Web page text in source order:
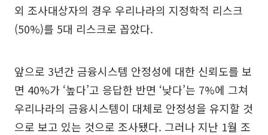
외 조사대상자의 경우 우리나라의 지정학적 리스크
(50%)를 5대 리스크로 꼽았다.
앞으로 3년간 금융시스템 안정성에 대한 신뢰도를 보
면 40%가 ‘높다’고 응답한 반면 ‘낮다’는 7%에 그쳐
우리나라의 금융시스템이 대체로 안정성을 유지할 것
으로 보고 있는 것으로 조사됐다. 그러나 지난 1월 조